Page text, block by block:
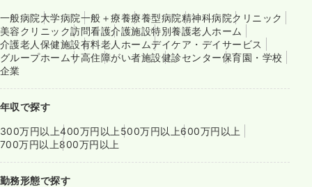
一般病院大学病院一般＋療養療養型病院精神科病院クリニック
美容クリニック訪問看護介護施設特別養護老人ホーム
介護老人保健施設有料老人ホームデイケア・デイサービス
グループホームサ高住障がい者施設健診センター保育園・学校
企業
年収で探す
300万円以上400万円以上 500万円以上600万円以上
700万円以上800万円以上
勤務形態で探す